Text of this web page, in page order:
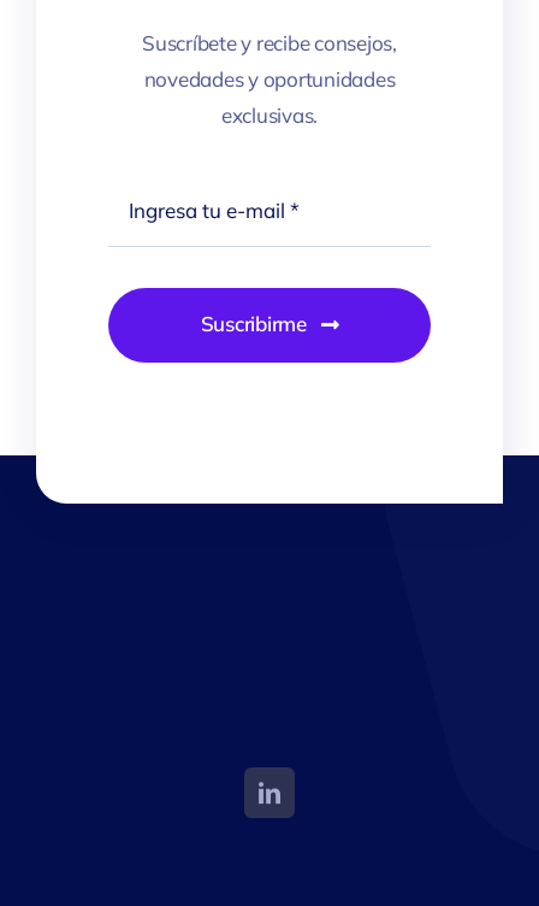
Suscríbete y recibe consejos,
novedades y oportunidades
exclusivas.
Suscribirme